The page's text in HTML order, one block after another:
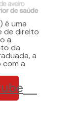
é uma
de direito
a
da
a
com a